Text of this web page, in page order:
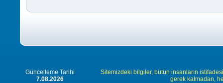
Güncelleme Tarihi
7.08.2026
Sitemizdeki bilgiler, bütün insanların
gerek kalmadan,